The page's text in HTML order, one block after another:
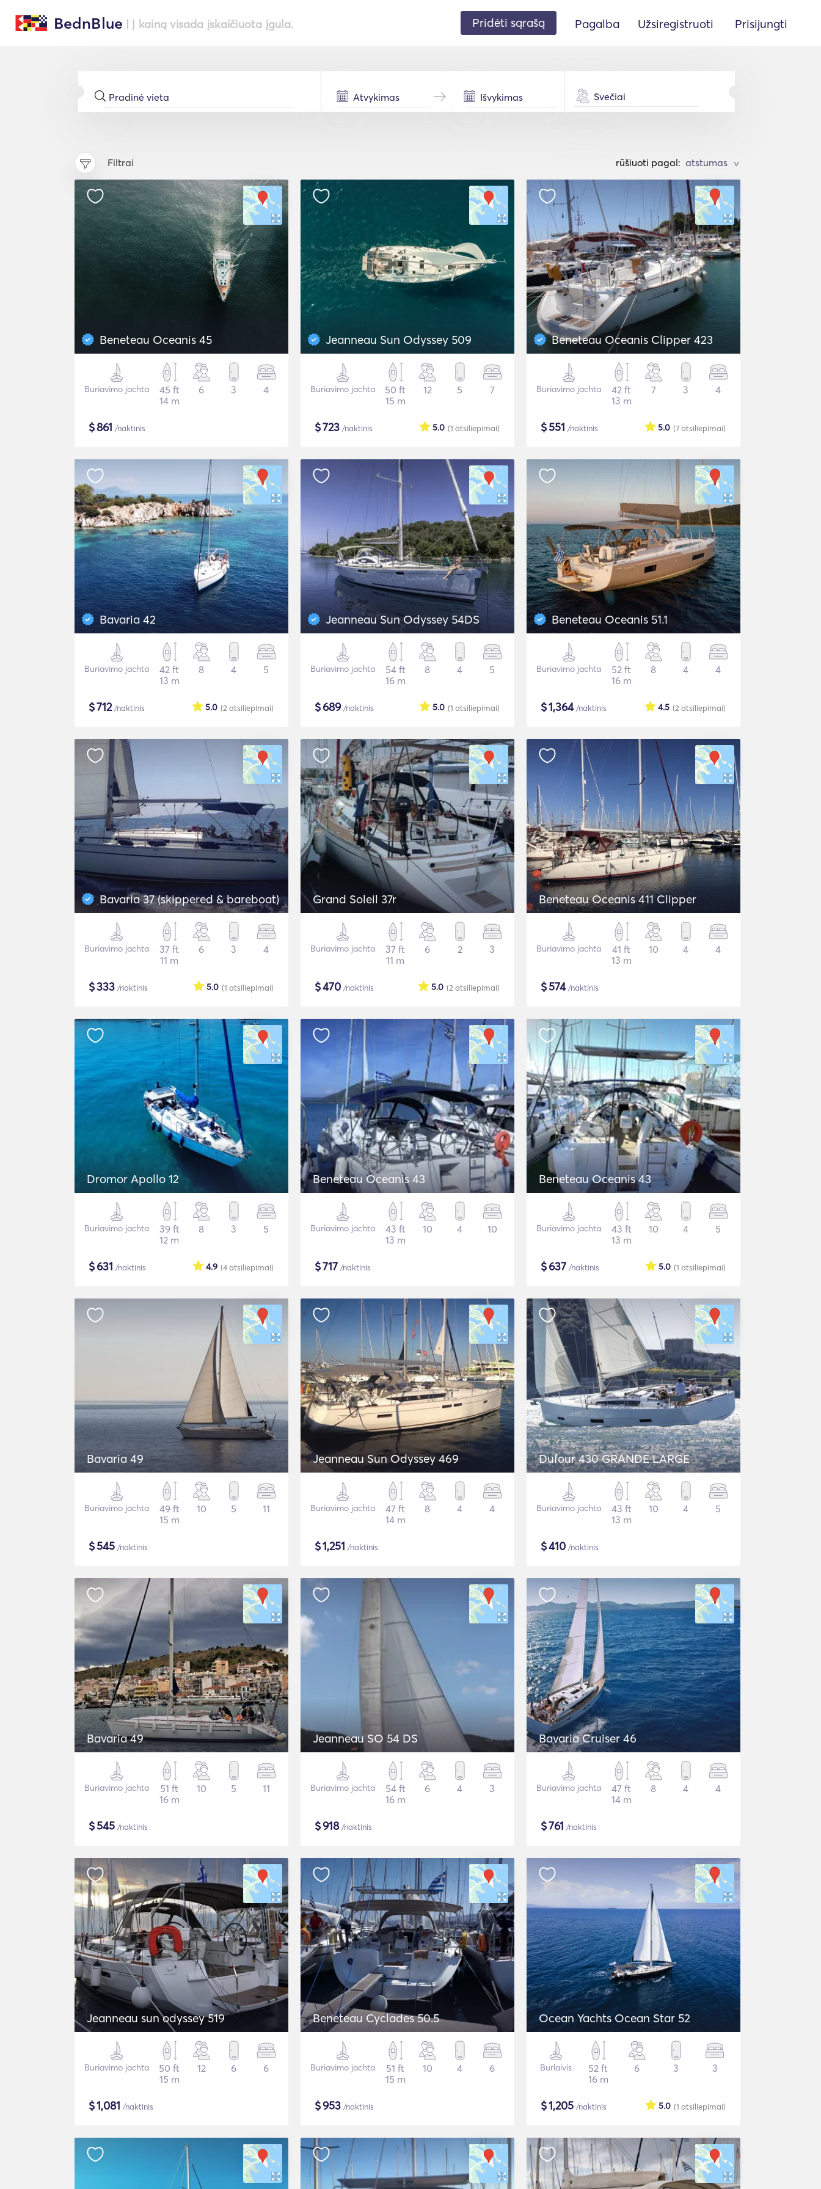
BednBlue | Į kainą visada įskaičiuota įgula. Pridėti sąrašą Pagalba Užsiregistruoti Prisijungti
Svečiai
Filtrai rūšiuoti pagal: >
Beneteau Oceanis 45
Buriavimo jachta
45 ft
14 m
6 3 4
$861 /naktinis
Jeanneau Sun Odyssey 509
Buriavimo jachta
50 ft
15 m
12 5 7
$723 /naktinis (1 atsiliepimai)
5.0
Beneteau Oceanis Clipper 423
Buriavimo jachta
42 ft
13 m
7 3 4
$551 /naktinis (7atsiliepimai)
5.0
Bavaria 42
Buriavimo jachta
42 ft
13 m
8 4 5
$712/naktinis (2 atsiliepimai)
5.0
Jeanneau Sun Odyssey 54DS
Buriavimo jachta
54 ft
16 m
8 4 5
$689/naktinis (1 atsiliepimai)
5.0
Beneteau Oceanis 51.1
Buriavimo jachta
52 ft
16 m
8 4 4
$1,364/naktinis (2 atsiliepimai)
4.5
Bavaria 37 (skippered & bareboat)
Buriavimo jachta
37 ft
11 m
6 3 4
$333 /naktinis (1 atsiliepimai)
5.0
Grand Soleil 37r
Buriavimo jachta
37 ft
11 m
6 2 3
$470 /naktinis (2 atsiliepimai)
5.0
Beneteau Oceanis 411 Clipper
Buriavimo jachta
41 ft
13 m
10 4 4
$574/naktinis
Dromor Apollo 12
Buriavimo jachta
39 ft
12 m
8 3 5
$631 /naktinis (4atsiliepimai)
4.9
Beneteau Oceanis 43
Buriavimo jachta
43 ft
13 m
10 4 10
$717 /naktinis
Beneteau Oceanis 43
Buriavimo jachta
43 ft
13 m
10 4 5
$637 /naktinis (1 atsiliepimai)
5.0
Bavaria 49
Buriavimo jachta
49 ft
15 m
10 5 11
$545 /naktinis
Jeanneau Sun Odyssey 469
Buriavimo jachta
47 ft
14 m
8 4 4
$1,251 /naktinis
Dufour 430 GRANDE LARGE
Buriavimo jachta
43 ft
13 m
10 4 5
$410 /naktinis
Bavaria 49
Buriavimo jachta
51 ft
16 m
10 5 11
$545 /naktinis
Jeanneau SO 54 DS
Buriavimo jachta
54 ft
16 m
6 4 3
$918/naktinis
Bavaria Cruiser 46
Buriavimo jachta
47 ft
14 m
8 4 4
$761 /naktinis
Jeanneau sun odyssey 519
Buriavimo jachta
50 ft
15 m
12 6 6
$1,081 /naktinis
Beneteau Cyclades 50.5
Buriavimo jachta
51 ft
15 m
10 4 6
$953 /naktinis
Ocean Yachts Ocean Star 52
Burlaivis
52 ft
16 m
6 3 3
$1,205 /naktinis (1 atsiliepimai)
5.0